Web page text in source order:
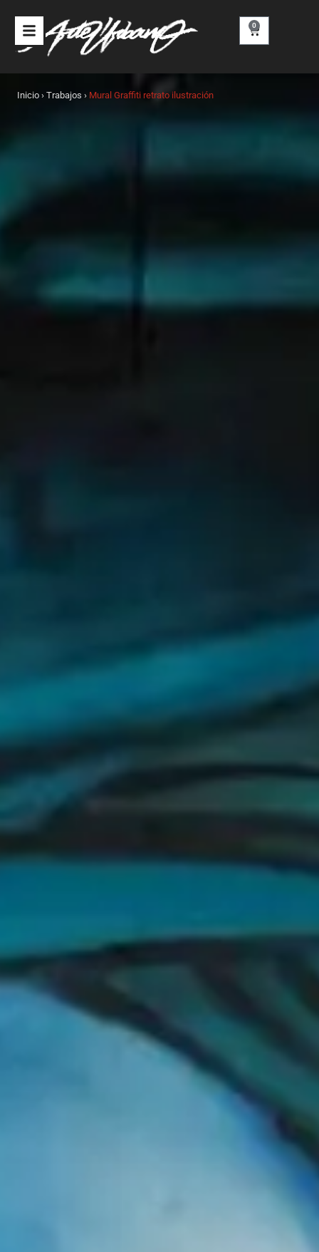
contenido
0
Carrito
Inicio › Trabajos › Mural Graffiti retrato ilustración